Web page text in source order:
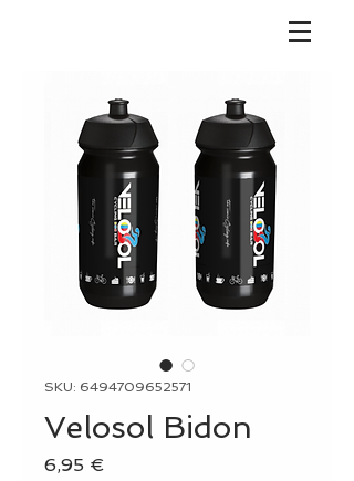
SKU: 6494709652571
Velosol Bidon
6,95 €